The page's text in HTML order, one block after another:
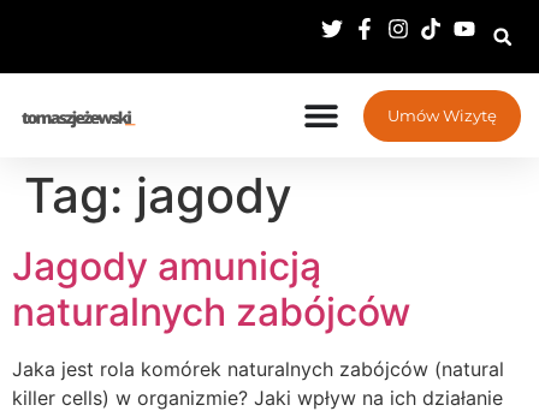
Umów Wizytę
Tag: jagody
Jagody amunicją
naturalnych zabójców
Jaka jest rola komórek naturalnych zabójców (natural
killer cells) w organizmie? Jaki wpływ na ich działanie